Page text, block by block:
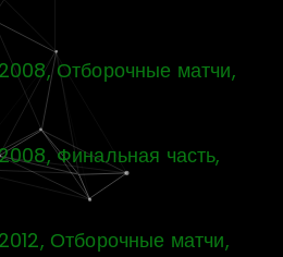
Отборочные матчи,
Финальная часть,
Отборочные матчи,